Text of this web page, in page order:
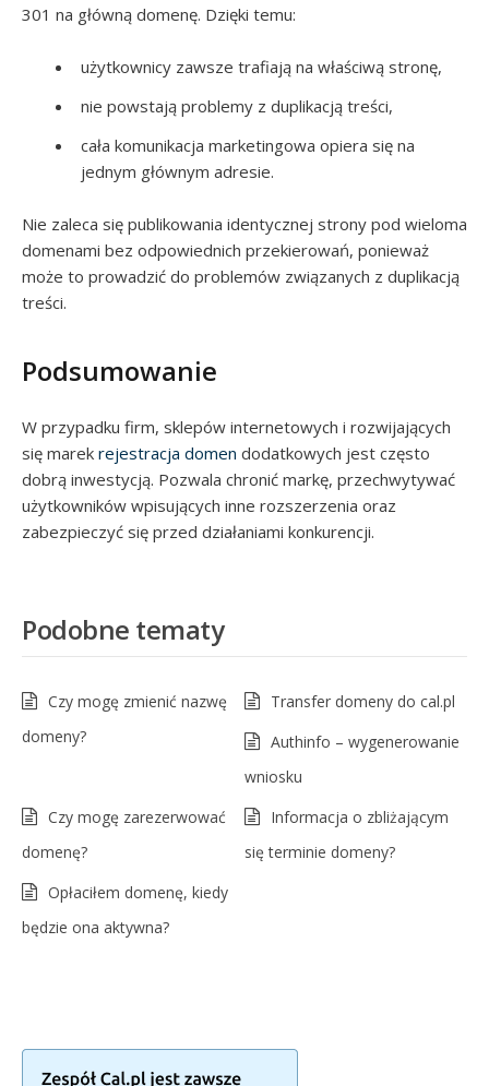
301 na główną domenę. Dzięki temu:
użytkownicy zawsze trafiają na właściwą stronę,
nie powstają problemy z duplikacją treści,
cała komunikacja marketingowa opiera się na
jednym głównym adresie.
Nie zaleca się publikowania identycznej strony pod wieloma
domenami bez odpowiednich przekierowań, ponieważ
może to prowadzić do problemów związanych z duplikacją
treści.
Podsumowanie
W przypadku firm, sklepów internetowych i rozwijających
się marek rejestracja domen dodatkowych jest często
dobrą inwestycją. Pozwala chronić markę, przechwytywać
użytkowników wpisujących inne rozszerzenia oraz
zabezpieczyć się przed działaniami konkurencji.
Podobne tematy
Czy mogę zmienić nazwę
domeny?
Transfer domeny do cal.pl
Authinfo – wygenerowanie
wniosku
Czy mogę zarezerwować
domenę?
Informacja o zbliżającym
się terminie domeny?
Opłaciłem domenę, kiedy
będzie ona aktywna?